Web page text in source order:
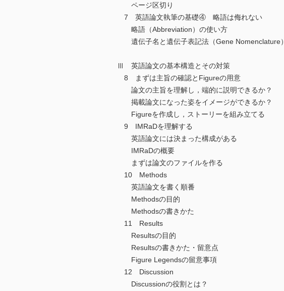
ページ区切り
7 英語論文執筆の基礎④ 略語は侮れない
略語（Abbreviation）の使い方
遺伝子名と遺伝子表記法（Gene Nomenclature）
Ⅲ 英語論文の基本構造とその対策
8 まずは主旨の確認とFigureの用意
論文の主旨を理解し，端的に説明できるか？
掲載論文になった姿をイメージができるか？
Figureを作成し，ストーリーを組み立てる
9 IMRaDを理解する
英語論文には決まった構成がある
IMRaDの概要
まずは論文のファイルを作る
10 Methods
英語論文を書く順番
Methodsの目的
Methodsの書きかた
11 Results
Resultsの目的
Resultsの書きかた・留意点
Figure Legendsの留意事項
12 Discussion
Discussionの役割とは？